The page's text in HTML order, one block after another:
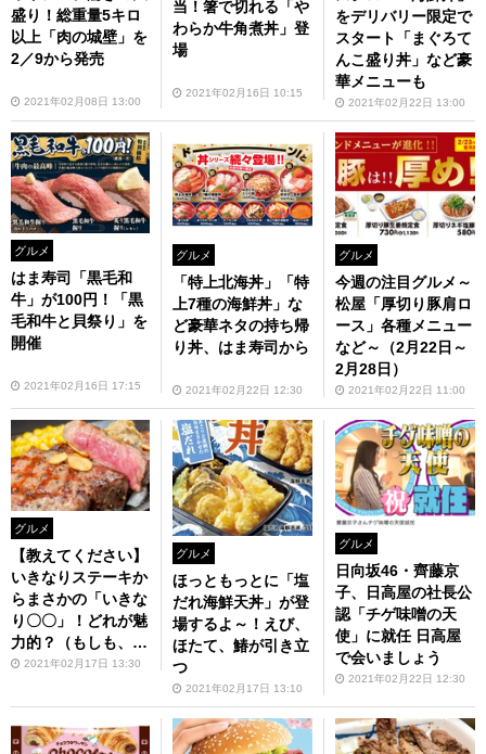
盛り！総重量5キロ
以上「肉の城壁」を
2／9から発売
2021年02月08日 13:00
当！箸で切れる「や
わらか牛角煮丼」登
場
2021年02月16日 10:15
をデリバリー限定で
スタート「まぐろて
んこ盛り丼」など豪
華メニューも
2021年02月22日 13:00
グルメ
はま寿司「黒毛和
牛」が100円！「黒
毛和牛と貝祭り」を
開催
2021年02月16日 17:15
グルメ
「特上北海丼」「特
上7種の海鮮丼」な
ど豪華ネタの持ち帰
り丼、はま寿司から
2021年02月22日 12:30
グルメ
今週の注目グルメ～
松屋「厚切り豚肩ロ
ース」各種メニュー
など～（2月22日～
2月28日）
2021年02月22日 11:00
グルメ
【教えてください】
いきなりステーキか
らまさかの「いきな
り〇〇」！どれが魅
力的？（もしも、の
話）2021年02月17日 13:30
グルメ
ほっともっとに「塩
だれ海鮮天丼」が登
場するよ～！えび、
ほたて、鰆が引き立
つ
2021年02月17日 13:10
グルメ
日向坂46・齊藤京
子、日高屋の社長公
認「チゲ味噌の天
使」に就任 日高屋
で会いましょう
2021年02月22日 12:30